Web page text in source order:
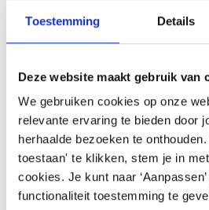
Toestemming Details
Deze website maakt gebruik van
We gebruiken cookies op onze
relevante ervaring te bieden door
herhaalde bezoeken te onthouden.
toestaan' te klikken, stem je in
cookies. Je kunt naar
functionaliteit toestemming te
en leren bewust smaaksensaties
onderzoeken of je een stad kunt
doen. Wat stadsdieren eten en
creatief proces wordt er
'stad', 'proeven', 'eten' en
werk van kunstenaars. De
eetbare en niet-eetbare dingen,
vormen en functies aan, en zetten
spel.